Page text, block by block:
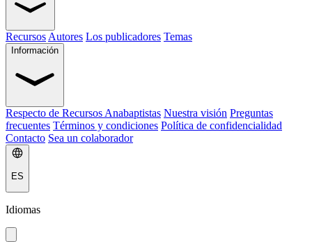
Recursos Autores Los publicadores Temas
Información
Respecto de Recursos Anabaptistas Nuestra visión Preguntas
frecuentes Términos y condiciones Política de confidencialidad
Contacto Sea un colaborador
ES
Idiomas